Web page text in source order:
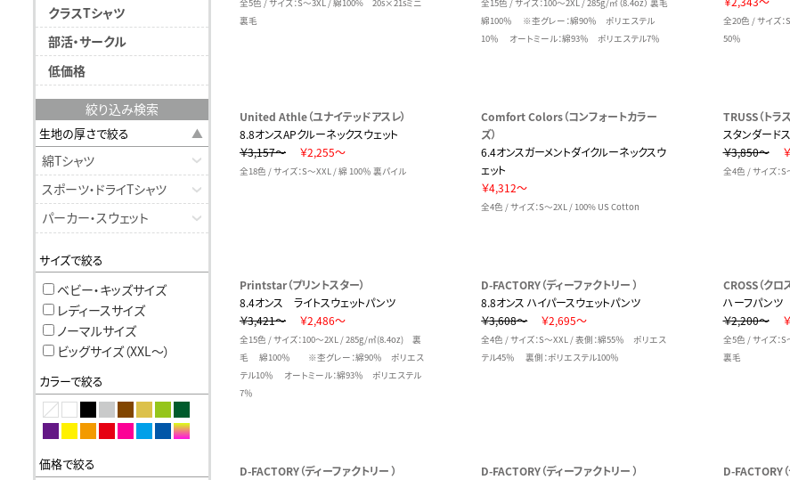
クラスTシャツ
部活・サークル
低価格
絞り込み検索
生地の厚さで絞る
綿Tシャツ
スポーツ・ドライTシャツ
パーカー・スウェット
サイズで絞る
ベビー・キッズサイズ
レディースサイズ
ノーマルサイズ
ビッグサイズ（XXL〜）
カラーで絞る
価格で絞る
全5色 / サイズ：S～3XL / 綿100% 20s×21sミニ
裏毛
全15色 / サイズ：100～2XL / 285g/㎡（8.4oz） 裏毛
綿100％ ※杢グレー：綿90％ ポリエステル
10％ オートミール：綿93％ ポリエステル7％
全20色 / サイズ：
50％
United Athle（ユナイテッドアスレ）
8.8オンスAPクルーネックスウェット
￥3,157～
￥2,255～
全18色 / サイズ：S～XXL / 綿 100％ 裏パイル
Comfort Colors（コンフォートカラー
ズ）
6.4オンスガーメントダイクルーネックスウ
ェット
￥4,312～
全4色 / サイズ：S～2XL / 100% US Cotton
TRUSS（トラス
スタンダード
￥3,850～
全4色 / サイズ：
Printstar（プリントスター）
8.4オンス ライトスウェットパンツ
￥3,421～
￥2,486～
全15色 / サイズ：100～2XL / 285g/㎡(8.4oz) 裏
毛 綿100％ ※杢グレー：綿90％ ポリエス
テル10％ オートミール：綿93％ ポリエステル
7％
D-FACTORY（ディーファクトリー ）
8.8オンス ハイパースウェットパンツ
￥3,608～
￥2,695～
全4色 / サイズ：S～XXL / 表側：綿55％ ポリエス
テル45％ 裏側：ポリエステル100％
CROSS（クロ
ハーフパンツ
￥2,200～
全5色 / サイズ：
裏毛
D-FACTORY（ディーファクトリー ）
D-FACTORY（ディーファクトリー ）
D-FACTORY（